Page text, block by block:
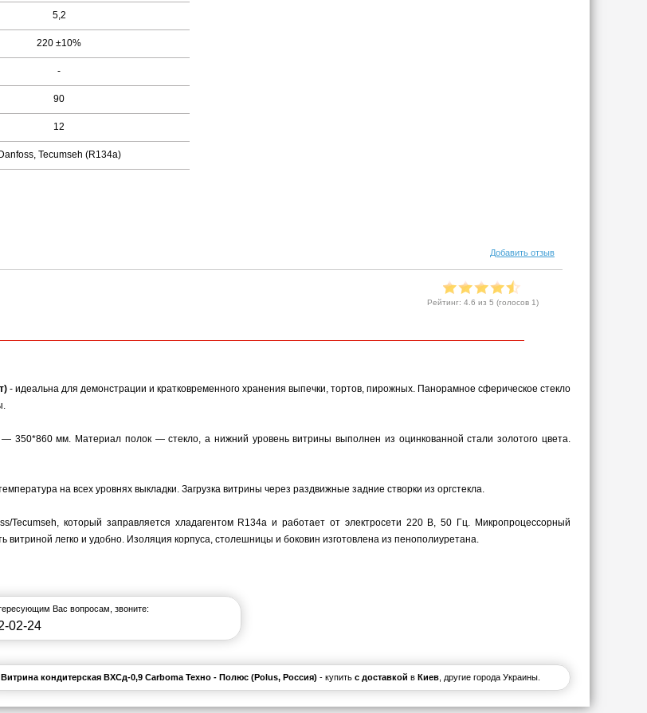
5,2
220 ±10%
-
90
12
Danfoss, Tecumseh (R134a)
Добавить отзыв
Рейтинг: 4.6 из 5 (голосов 1)
- идеальна для демонстрации и кратковременного хранения выпечки, тортов, пирожных. Панорамное сферическое стекло
мм. Материал полок — стекло, а нижний уровень витрины выполнен из оцинкованной стали золотого цвета.
на всех уровнях выкладки. Загрузка витрины через раздвижные задние створки из оргстекла.
который заправляется хладагентом R134a и работает от электросети 220 В, 50 Гц. Микропроцессорный
легко и удобно. Изоляция корпуса, столешницы и боковин изготовлена из пенополиуретана.
Вас вопросам, звоните:
02-24
Витрина кондитерская ВХСд-0,9 Carboma Техно - Полюс (Polus, Россия) - купить с доставкой в Киев, другие города Украины.